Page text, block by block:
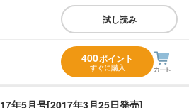
試し読み
400ポイント
すぐに購入
年5月号[2017年3月25日発売]